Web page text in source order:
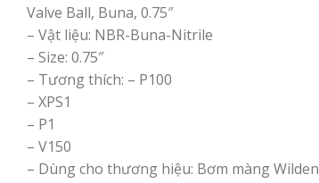
Valve Ball, Buna, 0.75″
– Vật liệu: NBR-Buna-Nitrile
– Size: 0.75″
– Tương thích: – P100
– XPS1
– P1
– V150
– Dùng cho thương hiệu: Bơm màng Wilden